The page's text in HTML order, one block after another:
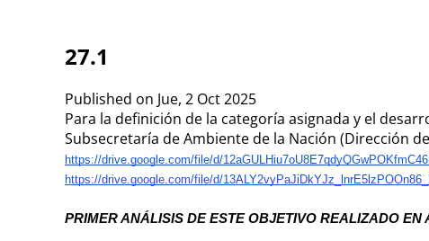
27.1
Published on Jue, 2 Oct 2025
Para la definición de la categoría asignada y el
Subsecretaría de Ambiente de la Nación (Dirección
https://drive.google.com/file/d/
https://drive.google.com/file/d/
PRIMER ANÁLISIS DE ESTE OBJETIVO REALIZADO EN